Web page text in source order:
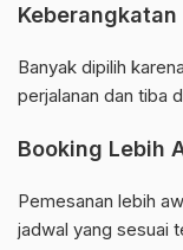
Keberangkatan
Banyak dipilih
perjalanan dan tiba
Booking Lebih
Pemesanan lebih
jadwal yang sesuai